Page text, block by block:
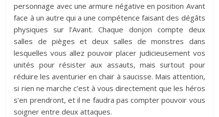
personnage avec une armure négative en position Avant
face à un autre qui a une compétence faisant des dégâts
physiques sur l’Avant. Chaque donjon compte deux
salles de pièges et deux salles de monstres dans
lesquelles vous allez pouvoir placer judicieusement vos
unités pour résister aux assauts, mais surtout pour
réduire les aventurier en chair à saucisse. Mais attention,
si rien ne marche c’est à vous directement que les héros
s’en prendront, et il ne faudra pas compter pouvoir vous
soigner entre deux attaques.